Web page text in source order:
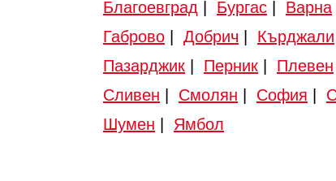
Благоевград Бургас Варна
Габрово
Добрич Кърджали
Пазарджик
Перник Плевен
Сливен
Смолян София
Шумен
Ямбол